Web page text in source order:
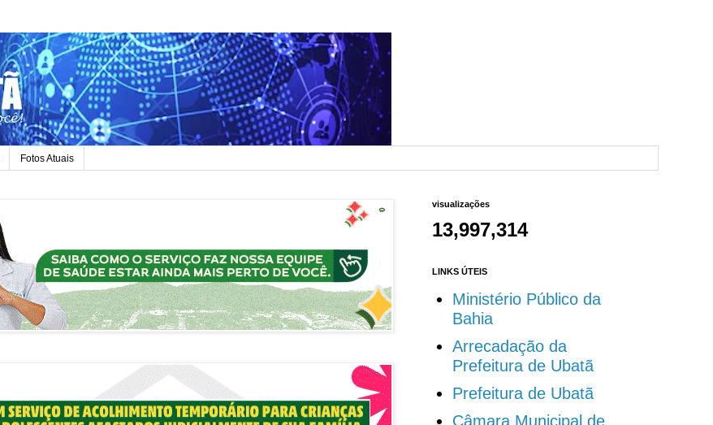
Fotos Atuais
visualizações
13,997,314
LINKS ÚTEIS
Ministério Público da
Bahia
Arrecadação da
Prefeitura de Ubatã
Prefeitura de Ubatã
Câmara Municipal de